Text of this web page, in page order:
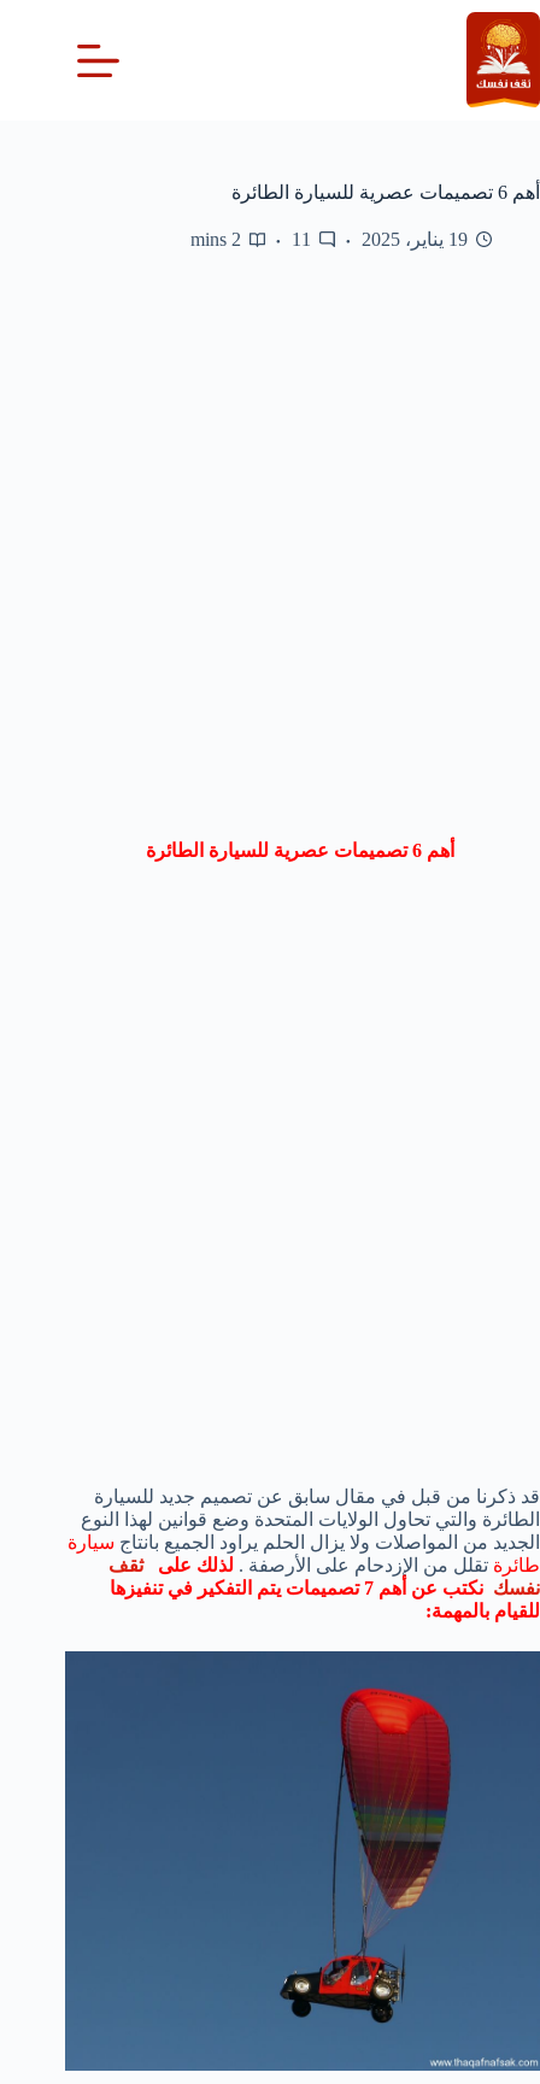
التجاوز
إلى
المحتوى
أهم 6 تصميمات عصرية للسيارة الطائرة
19 يناير، 2025 11
2 mins
أهم 6 تصميمات عصرية للسيارة الطائرة
قد ذكرنا من قبل في مقال سابق عن تصميم جديد للسيارة
الطائرة والتي تحاول الولايات المتحدة وضع قوانين لهذا النوع
الجديد من المواصلات ولا يزال الحلم يراود الجميع بانتاج سيارة
طائرة تقلل من الإزدحام على الأرصفة . لذلك على
ثقف
نفسك
نكتب عن أهم 7 تصميمات يتم التفكير في تنفيزها
للقيام بالمهمة: